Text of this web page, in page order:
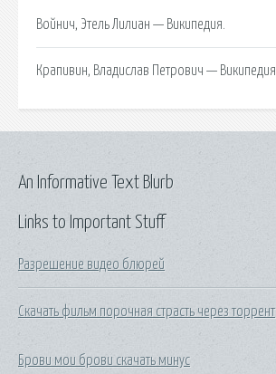
Войнич, Этель Лилиан — Википедия.
Крапивин, Владислав Петрович — Википедия.
Links to Important Stuff
Разрешение видео блюрей
Скачать фильм порочная страсть через торрент
Брови мои брови скачать минус
An Informative Text Blurb